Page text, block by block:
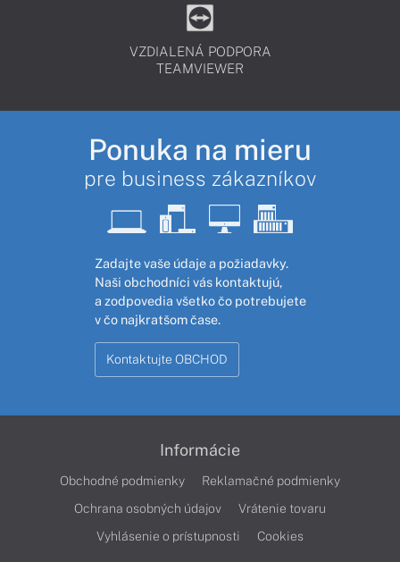
VZDIALENÁ PODPORA
TEAMVIEWER
Ponuka na mieru
pre business zákazníkov
Zadajte vaše údaje a požiadavky.
Naši obchodníci vás kontaktujú,
a zodpovedia všetko čo potrebujete
v čo najkratšom čase.
Kontaktujte OBCHOD
Informácie
Obchodné podmienky
Reklamačné podmienky
Ochrana osobných údajov
Vrátenie tovaru
Vyhlásenie o prístupnosti
Cookies